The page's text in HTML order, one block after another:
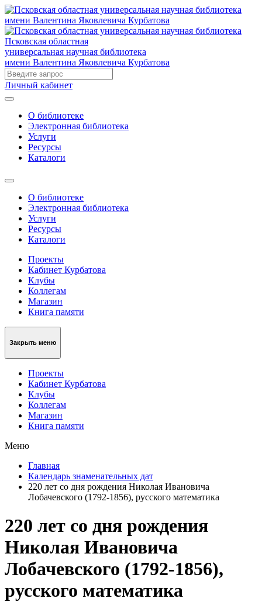
Псковская областная
универсальная научная библиотека
имени Валентина Яковлевича Курбатова
Личный кабинет
О библиотеке
Электронная библиотека
Услуги
Ресурсы
Каталоги
О библиотеке
Электронная библиотека
Услуги
Ресурсы
Каталоги
Проекты
Кабинет Курбатова
Клубы
Коллегам
Магазин
Книга памяти
Закрыть меню
Проекты
Кабинет Курбатова
Клубы
Коллегам
Магазин
Книга памяти
Меню
Главная
Календарь знаменательных дат
220 лет со дня рождения Николая Ивановича
Лобачевского (1792-1856), русского математика
220 лет со дня рождения
Николая Ивановича
Лобачевского (1792-1856),
русского математика